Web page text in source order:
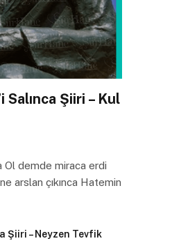
Salınca Şiiri – Kul
Ol demde miraca erdi
arslan çıkınca Hatemin
Şiiri – Neyzen Tevfik